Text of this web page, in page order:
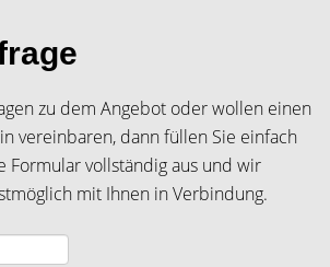
zu dem Angebot oder wollen einen
vereinbaren, dann füllen Sie einfach
Formular vollständig aus und wir
mit Ihnen in Verbindung.